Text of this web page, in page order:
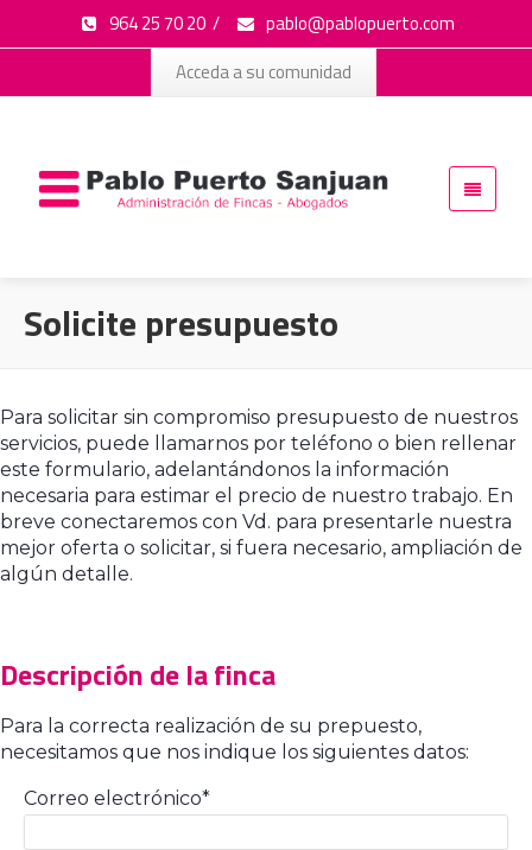
964 25 70 20 /
pablo@pablopuerto.com
Acceda a su comunidad
Solicite presupuesto
Para solicitar sin compromiso presupuesto de nuestros
servicios, puede llamarnos por teléfono o bien rellenar
este formulario, adelantándonos la información
necesaria para estimar el precio de nuestro trabajo. En
breve conectaremos con Vd. para presentarle nuestra
mejor oferta o solicitar, si fuera necesario, ampliación de
algún detalle.
Descripción de la finca
Para la correcta realización de su prepuesto,
necesitamos que nos indique los siguientes datos:
Correo electrónico*